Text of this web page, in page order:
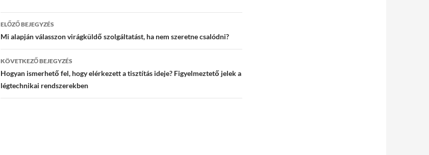
Bejegyzés
navigáció
ELŐZŐ BEJEGYZÉS
Mi alapján válasszon virágküldő szolgáltatást, ha nem szeretne csalódni?
KÖVETKEZŐ BEJEGYZÉS
Hogyan ismerhető fel, hogy elérkezett a tisztítás ideje? Figyelmeztető jelek a
légtechnikai rendszerekben